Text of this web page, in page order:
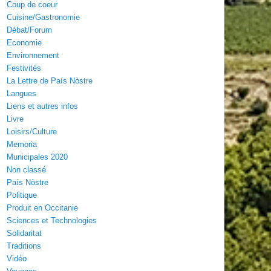
Coup de coeur
Cuisine/Gastronomie
Débat/Forum
Economie
Environnement
Festivités
La Lettre de País Nòstre
Langues
Liens et autres infos
Livre
Loisirs/Culture
Memoria
Municipales 2020
Non classé
País Nòstre
Politique
Produit en Occitanie
Sciences et Technologies
Solidaritat
Traditions
Vidéo